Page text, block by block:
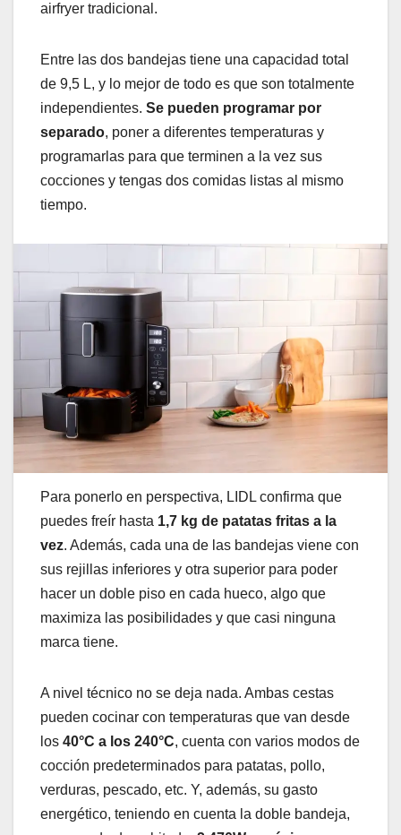
airfryer tradicional.
Entre las dos bandejas tiene una capacidad total
de 9,5 L, y lo mejor de todo es que son totalmente
independientes. Se pueden programar por
separado, poner a diferentes temperaturas y
programarlas para que terminen a la vez sus
cocciones y tengas dos comidas listas al mismo
tiempo.
Para ponerlo en perspectiva, LIDL confirma que
puedes freír hasta 1,7 kg de patatas fritas a la
vez. Además, cada una de las bandejas viene con
sus rejillas inferiores y otra superior para poder
hacer un doble piso en cada hueco, algo que
maximiza las posibilidades y que casi ninguna
marca tiene.
A nivel técnico no se deja nada. Ambas cestas
pueden cocinar con temperaturas que van desde
los 40°C a los 240°C, cuenta con varios modos de
cocción predeterminados para patatas, pollo,
verduras, pescado, etc. Y, además, su gasto
energético, teniendo en cuenta la doble bandeja,